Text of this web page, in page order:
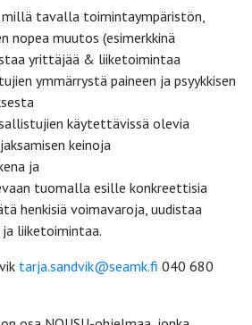
millä tavalla toimintaympäristön,
nopea muutos (esimerkkinä
yrittäjää & liiketoimintaa
ymmärrystä paineen ja psyykkisen
käytettävissä olevia
keinoja
ja
tuomalla esille konkreettisia
henkisiä voimavaroja, uudistaa
liiketoimintaa.
tarja.sandvik@seamk.fi 040 680